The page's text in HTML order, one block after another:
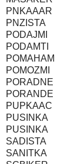
PNKAAAR
PNZISTA
PODAJMI
PODAMTI
POMAHAM
POMOZMI
PORADNE
PORANDE
PUPKAAC
PUSINKA
PUSINKA
SADISTA
SANITKA